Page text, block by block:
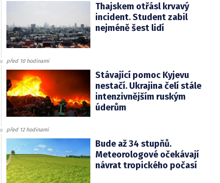
Thajskem otřásl krvavý
incident. Student zabil
nejméně šest lidí
před 10 hodinami
Stávající pomoc Kyjevu
nestačí. Ukrajina čelí stále
intenzivnějším ruským
úderům
před 12 hodinami
Bude až 34 stupňů.
Meteorologové očekávají
návrat tropického počasí